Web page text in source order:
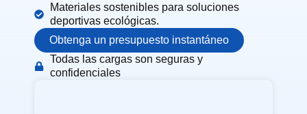
Materiales sostenibles para soluciones
deportivas ecológicas.
Obtenga un presupuesto instantáneo
Todas las cargas son seguras y
confidenciales